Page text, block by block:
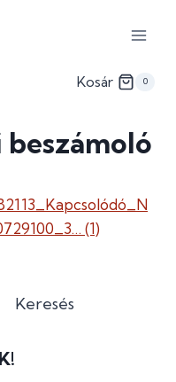
Kosár 0
(1)
Keresés